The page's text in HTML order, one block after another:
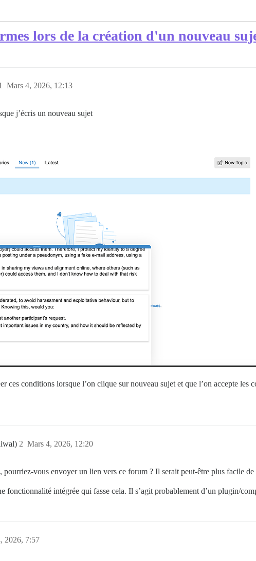
lors de la création d'un nouveau
Mars 4, 2026, 12:13
j’écris un nouveau sujet
ces conditions lorsque l’on clique sur nouveau sujet et que l’on accepte les
Mars 4, 2026, 12:20
2
pourriez-vous envoyer un lien vers ce forum ? Il serait peut-être plus facile
fonctionnalité intégrée qui fasse cela. Il s’agit probablement d’un plugin/
2026, 7:57